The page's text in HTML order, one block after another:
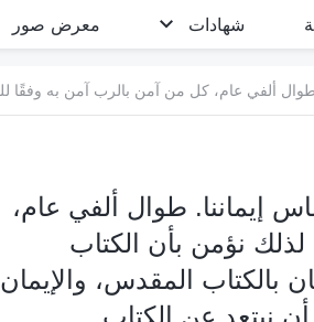
شهادات معرض صور
إيماننا. طوال ألفي عام،
نؤمن بأن الكتاب
بالكتاب المقدس، والإيمان
أن نبتعد عن الكتاب